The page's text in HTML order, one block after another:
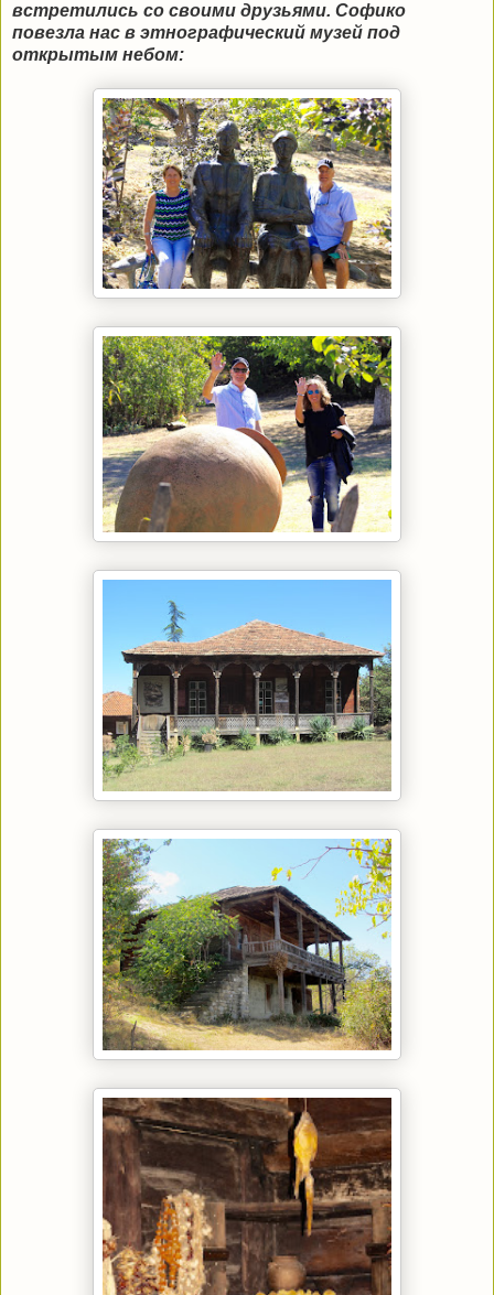
встретились со своими друзьями. Софико
повезла нас в этнографический музей под
открытым небом: